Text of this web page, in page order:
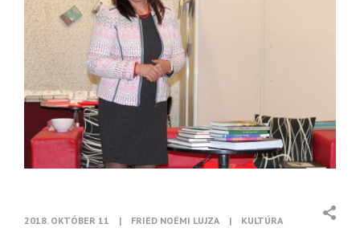
2018. OKTÓBER 11 | FRIED NOÉMI LUJZA | KULTÚRA